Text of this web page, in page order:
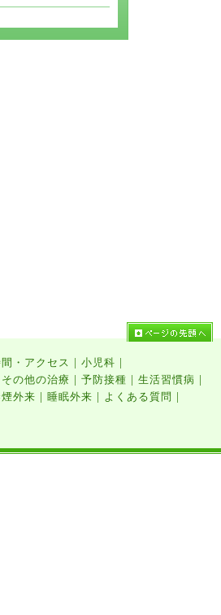
・アクセス | 小児科 |
その他の治療 | 予防接種 | 生活習慣病 |
外来 | 睡眠外来 | よくある質問 |